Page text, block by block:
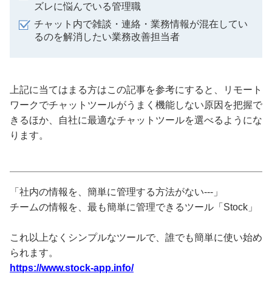
ズレに悩んでいる管理職
チャット内で雑談・連絡・業務情報が混在してい
るのを解消したい業務改善担当者
上記に当てはまる方はこの記事を参考にすると、リモート
ワークでチャットツールがうまく機能しない原因を把握で
きるほか、自社に最適なチャットツールを選べるようにな
ります。
「社内の情報を、簡単に管理する方法がない---」
チームの情報を、最も簡単に管理できるツール「Stock」
これ以上なくシンプルなツールで、誰でも簡単に使い始め
られます。
https://www.stock-app.info/